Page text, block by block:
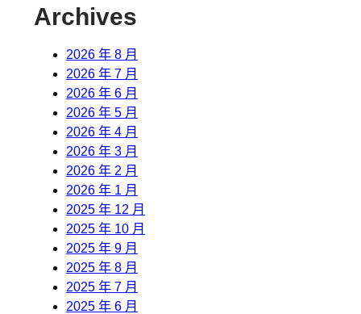
Archives
2026 年 8 月
2026 年 7 月
2026 年 6 月
2026 年 5 月
2026 年 4 月
2026 年 3 月
2026 年 2 月
2026 年 1 月
2025 年 12 月
2025 年 10 月
2025 年 9 月
2025 年 8 月
2025 年 7 月
2025 年 6 月